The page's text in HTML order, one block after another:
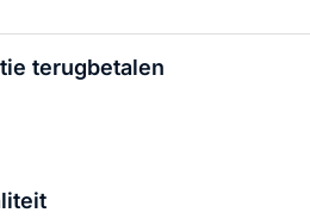
terugbetalen